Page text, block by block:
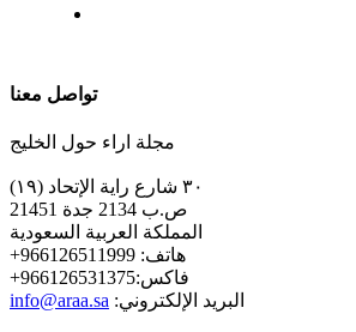
تواصل معنا
مجلة اراء حول الخليج
٣٠ شارع راية الإتحاد (١٩)
ص.ب 2134 جدة 21451
المملكة العربية السعودية
+هاتف: 966126511999
+فاكس:966126531375
info@araa.sa :البريد الإلكتروني